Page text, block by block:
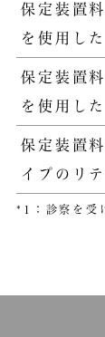
保定装置
を使用し
保定装置
を使用し
保定装置
イプのリ
*1：診察を受